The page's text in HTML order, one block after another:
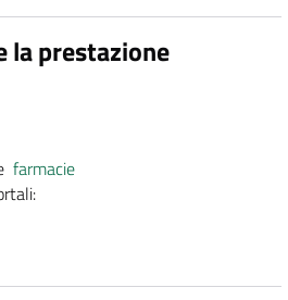
la prestazione
farmacie